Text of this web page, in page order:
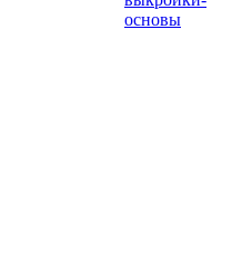
основы